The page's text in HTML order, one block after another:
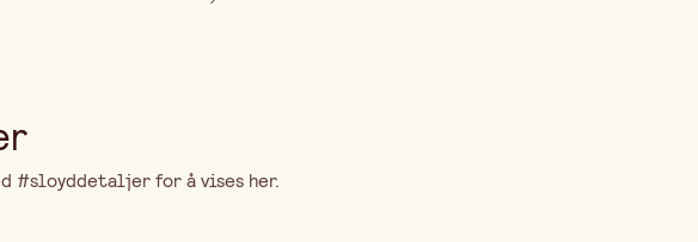
#sloyddetaljer for å vises her.